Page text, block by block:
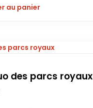
au panier
des parcs royaux